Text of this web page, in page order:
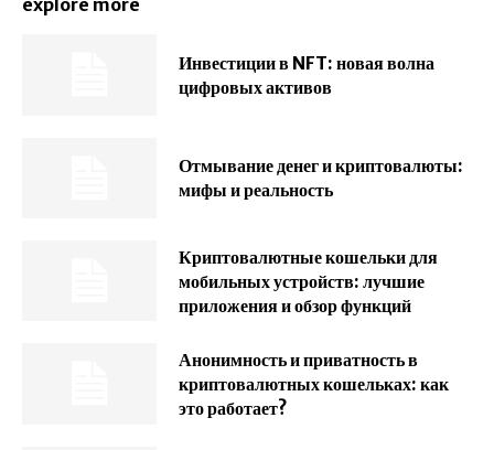
explore more
Инвестиции в NFT: новая волна
цифровых активов
Отмывание денег и криптовалюты:
мифы и реальность
Криптовалютные кошельки для
мобильных устройств: лучшие
приложения и обзор функций
Анонимность и приватность в
криптовалютных кошельках: как
это работает?